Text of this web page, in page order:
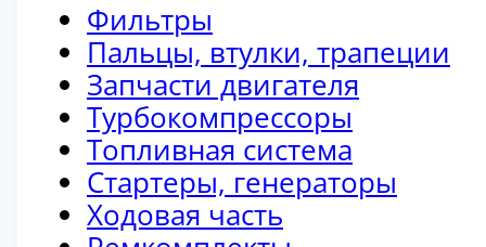
Фильтры
Пальцы, втулки, трапеции
Запчасти двигателя
Турбокомпрессоры
Топливная система
Стартеры, генераторы
Ходовая часть